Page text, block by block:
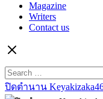
Magazine
Writers
Contact us
for:
ปิดตำนาน